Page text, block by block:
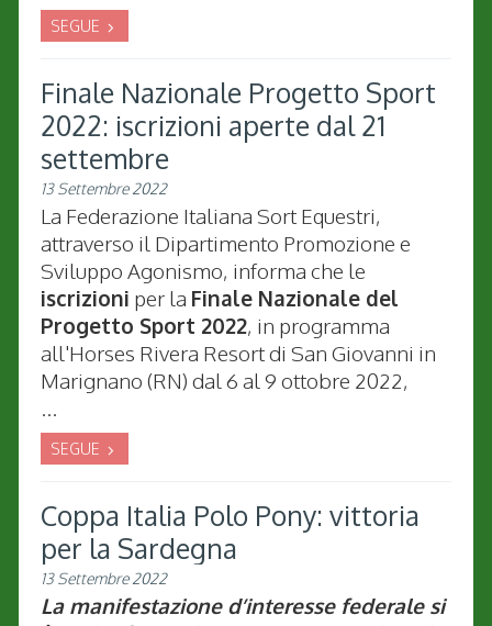
SEGUE
Finale Nazionale Progetto Sport
2022: iscrizioni aperte dal 21
settembre
13 Settembre 2022
La Federazione Italiana Sort Equestri,
attraverso il Dipartimento Promozione e
Sviluppo Agonismo, informa che le
iscrizioni per la Finale Nazionale del
Progetto Sport 2022, in programma
all'Horses Rivera Resort di San Giovanni in
Marignano (RN) dal 6 al 9 ottobre 2022,
...
SEGUE
Coppa Italia Polo Pony: vittoria
per la Sardegna
13 Settembre 2022
La manifestazione d’interesse federale si